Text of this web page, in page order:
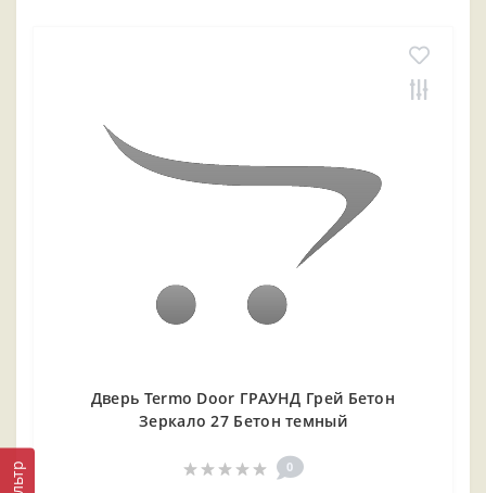
Дверь Termo Door ГРАУНД Грей Бетон
Зеркало 27 Бетон темный
0